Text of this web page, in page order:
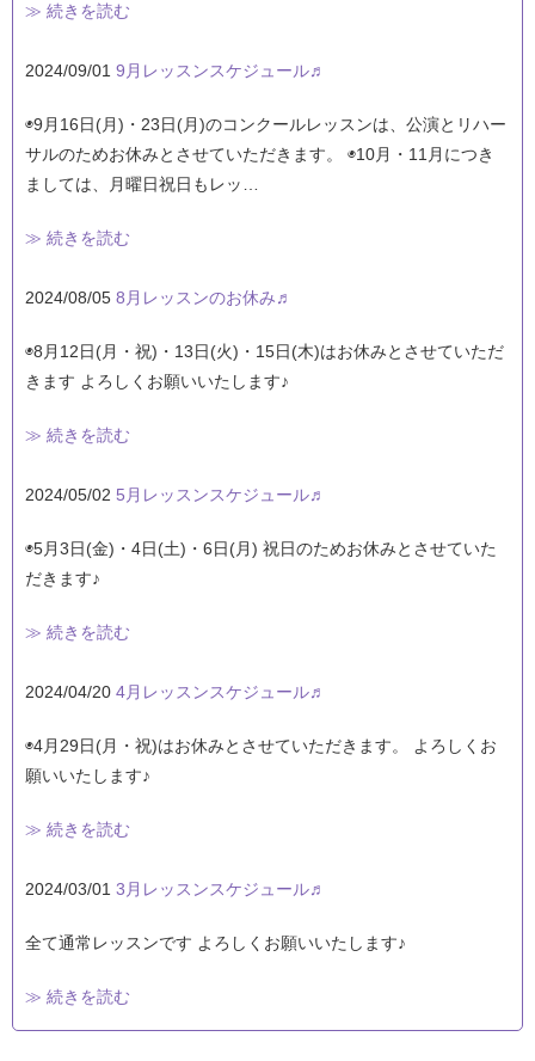
≫ 続きを読む
2024/09/01 9月レッスンスケジュール♬
◉9月16日(月)・23日(月)のコンクールレッスンは、公演とリハー
サルのためお休みとさせていただきます。 ◉10月・11月につき
ましては、月曜日祝日もレッ…
≫ 続きを読む
2024/08/05 8月レッスンのお休み♬
◉8月12日(月・祝)・13日(火)・15日(木)はお休みとさせていただ
きます よろしくお願いいたします♪
≫ 続きを読む
2024/05/02 5月レッスンスケジュール♬
◉5月3日(金)・4日(土)・6日(月) 祝日のためお休みとさせていた
だきます♪
≫ 続きを読む
2024/04/20 4月レッスンスケジュール♬
◉4月29日(月・祝)はお休みとさせていただきます。 よろしくお
願いいたします♪
≫ 続きを読む
2024/03/01 3月レッスンスケジュール♬
全て通常レッスンです よろしくお願いいたします♪
≫ 続きを読む